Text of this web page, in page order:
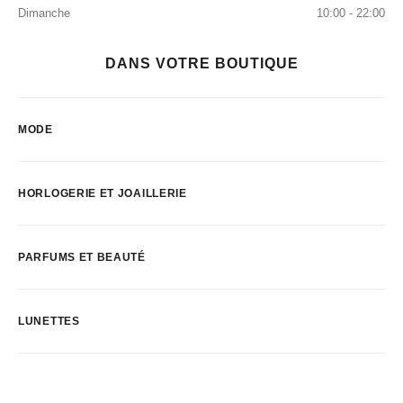
Dimanche
10:00 - 22:00
DANS VOTRE BOUTIQUE
MODE
HORLOGERIE ET JOAILLERIE
PARFUMS ET BEAUTÉ
LUNETTES